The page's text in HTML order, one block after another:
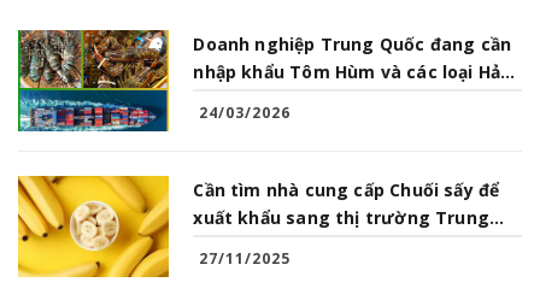
Doanh nghiệp Trung Quốc đang cần
nhập khẩu Tôm Hùm và các loại Hải
24/03/2026
Cần tìm nhà cung cấp Chuối sấy để
xuất khẩu sang thị trường Trung
27/11/2025